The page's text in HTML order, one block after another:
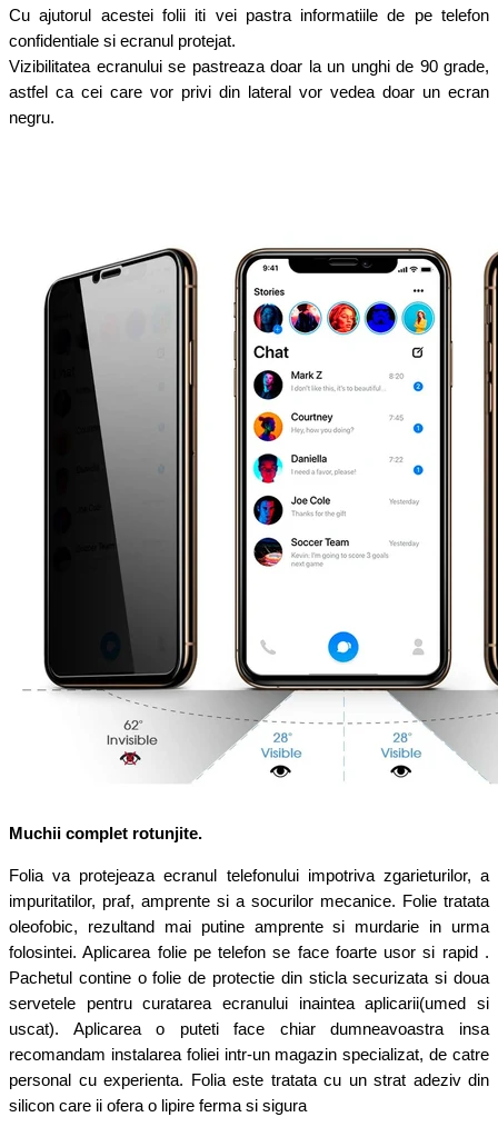
Cu ajutorul acestei folii iti vei pastra informatiile de pe telefon
confidentiale si ecranul protejat.
Vizibilitatea ecranului se pastreaza doar la un unghi de 90 grade,
astfel ca cei care vor privi din lateral vor vedea doar un ecran
negru.
Muchii complet rotunjite.
Folia va protejeaza ecranul telefonului impotriva zgarieturilor, a
impuritatilor, praf, amprente si a socurilor mecanice. Folie tratata
oleofobic, rezultand mai putine amprente si murdarie in urma
folosintei. Aplicarea folie pe telefon se face foarte usor si rapid .
Pachetul contine o folie de protectie din sticla securizata si doua
servetele pentru curatarea ecranului inaintea aplicarii(umed si
uscat). Aplicarea o puteti face chiar dumneavoastra insa
recomandam instalarea foliei intr-un magazin specializat, de catre
personal cu experienta. Folia este tratata cu un strat adeziv din
silicon care ii ofera o lipire ferma si sigura